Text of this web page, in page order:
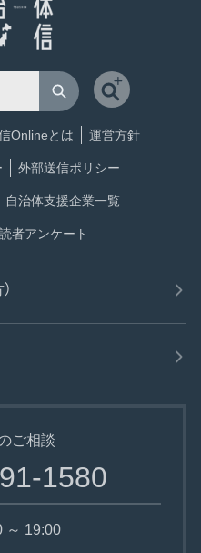
Onlineとは 運営方針
外部送信ポリシー
自治体支援企業一覧
読者アンケート
ご相談
1580
～ 19:00